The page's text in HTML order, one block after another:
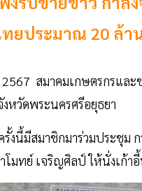
ทยประมาณ 20 ล้า
สมาคมเกษตรกรแล
หวัดพระนครศรีอยุธยา
งนี้มีสมาชิกมาร่วมประชุม
โมทย์ เจริญศิลป์ ให้นั่งเก้